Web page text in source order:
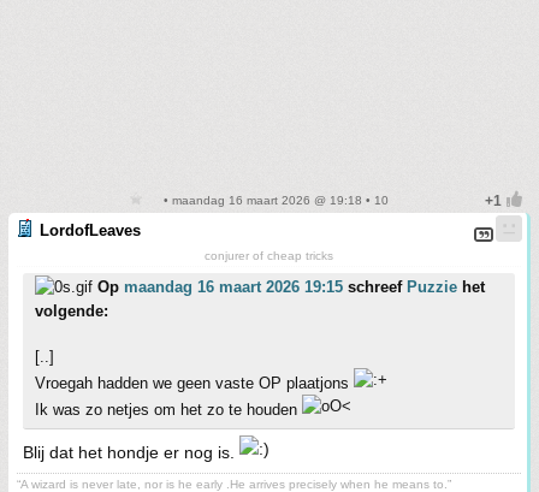
• maandag 16 maart 2026 @ 19:18 • 10
LordofLeaves
conjurer of cheap tricks
Op maandag 16 maart 2026 19:15 schreef Puzzie het
volgende:
[..]
Vroegah hadden we geen vaste OP plaatjons
Ik was zo netjes om het zo te houden
Blij dat het hondje er nog is.
“A wizard is never late, nor is he early .He arrives precisely when he means to.”